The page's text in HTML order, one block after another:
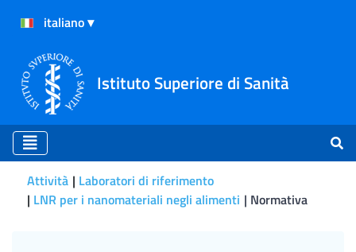
Istituto Superiore di Sanità
Attività Laboratori di riferimento
LNR per i nanomateriali negli alimenti
Normativa